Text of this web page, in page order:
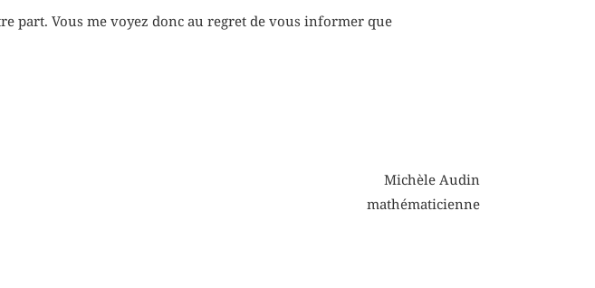
part. Vous me voyez donc au regret de vous informer que
Michèle Audin
mathématicienne